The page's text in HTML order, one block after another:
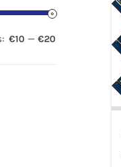
€10 —€20